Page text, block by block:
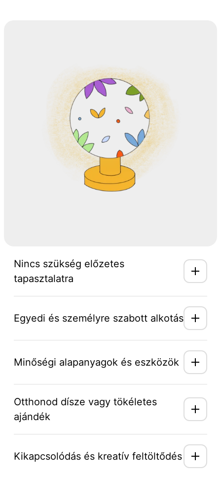
Nincs szükség előzetes
tapasztalatra
Egyedi és személyre szabott alkotás
Minőségi alapanyagok és eszközök
Otthonod dísze vagy tökéletes
ajándék
Kikapcsolódás és kreatív feltöltődés